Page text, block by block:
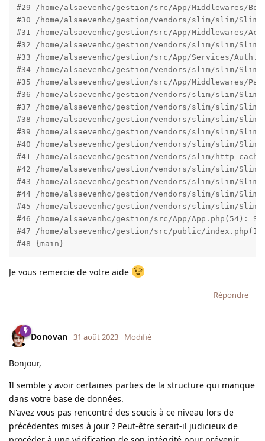
#29 /home/alsaevenhc/gestion/src/App/Middlewares/
#30 /home/alsaevenhc/gestion/vendors/slim/slim/Slim/
#31 /home/alsaevenhc/gestion/src/App/Middlewares/
#32 /home/alsaevenhc/gestion/vendors/slim/slim/Slim/
#33 /home/alsaevenhc/gestion/src/App/Services/
#34 /home/alsaevenhc/gestion/vendors/slim/slim/Slim/
#35 /home/alsaevenhc/gestion/src/App/Middlewares/
#36 /home/alsaevenhc/gestion/vendors/slim/slim/Slim/
#37 /home/alsaevenhc/gestion/vendors/slim/slim/Slim/
#38 /home/alsaevenhc/gestion/vendors/slim/slim/Slim/
#39 /home/alsaevenhc/gestion/vendors/slim/slim/Slim/
#40 /home/alsaevenhc/gestion/vendors/slim/slim/Slim/
#41 /home/alsaevenhc/gestion/vendors/slim/http-
#42 /home/alsaevenhc/gestion/vendors/slim/slim/Slim/
#43 /home/alsaevenhc/gestion/vendors/slim/slim/Slim/
#44 /home/alsaevenhc/gestion/vendors/slim/slim/
#45 /home/alsaevenhc/gestion/vendors/slim/slim/
#46 /home/alsaevenhc/gestion/src/App/App.php(54):
#47 /home/alsaevenhc/gestion/src/public/
#48 {main}
Je vous remercie de votre aide
Répondre
Donovan 31 août 2023 Modifié
Bonjour,
Il semble y avoir certaines parties de la structure qui manque
dans votre base de données.
N'avez vous pas rencontré des soucis à ce niveau lors de
précédentes mises à jour ? Peut-être serait-il judicieux de